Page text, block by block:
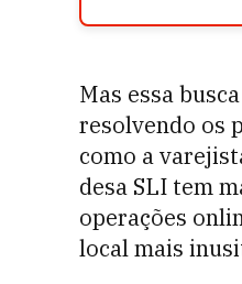
Mas essa
resolvendo os
como a
desa SLI tem
operações
local mais